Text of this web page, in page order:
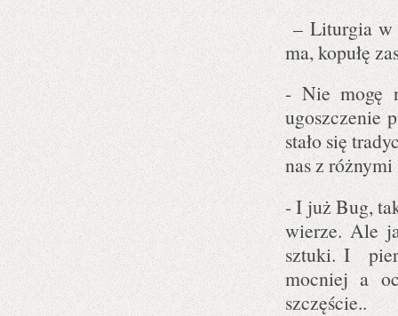
– Liturgia w
ma, kopułę
- Nie mogę
ugoszczenie
stało się
nas z
- I już Bug,
wierze. Ale
sztuki. I
mocniej a
szczęście..